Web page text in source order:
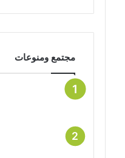
مجتمع ومنوعات